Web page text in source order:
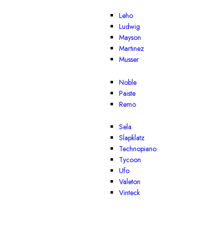
Leho
Ludwig
Mayson
Martinez
Musser
Noble
Paiste
Remo
Sela
Slapklatz
Technopiano
Tycoon
Ufo
Valeton
Vinteck